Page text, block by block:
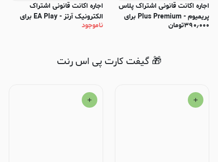
اجاره اکانت قانونی اشتراک پلاس
پریمیوم - Plus Premium برای
PS4 و PS5
۳۹۰٫۰۰۰تومان
اجاره اکانت قانونی اشتراک
الکترونیک آرتز - EA Play برای
PS4 و PS5
ناموجود
🎁 گیفت کارت پی اس رنت